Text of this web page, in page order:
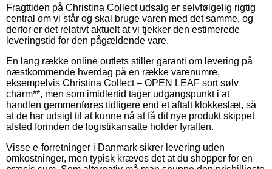
Fragttiden på Christina Collect udsalg er selvfølgelig rigtig
central om vi står og skal bruge varen med det samme, og
derfor er det relativt aktuelt at vi tjekker den estimerede
leveringstid for den pågældende vare.
En lang række online outlets stiller garanti om levering på
næstkommende hverdag på en række varenumre,
eksempelvis Christina Collect – OPEN LEAF sort sølv
charm**, men som imidlertid tager udgangspunkt i at
handlen gemmenføres tidligere end et aftalt klokkeslæt, så
at de har udsigt til at kunne nå at få dit nye produkt skippet
afsted forinden de logistikansatte holder fyraften.
Visse e-forretninger i Danmark sikrer levering uden
omkostninger, men typisk kræves det at du shopper for en